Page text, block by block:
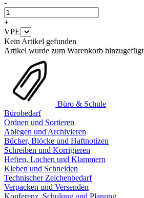
-
+
VPE
Kein Artikel gefunden
Artikel wurde zum Warenkorb hinzugefügt
Büro & Schule
Bürobedarf
Ordnen und Sortieren
Ablegen und Archivieren
Bücher, Blöcke und Haftnotizen
Schreiben und Korrigieren
Heften, Lochen und Klammern
Kleben und Schneiden
Technischer Zeichenbedarf
Verpacken und Versenden